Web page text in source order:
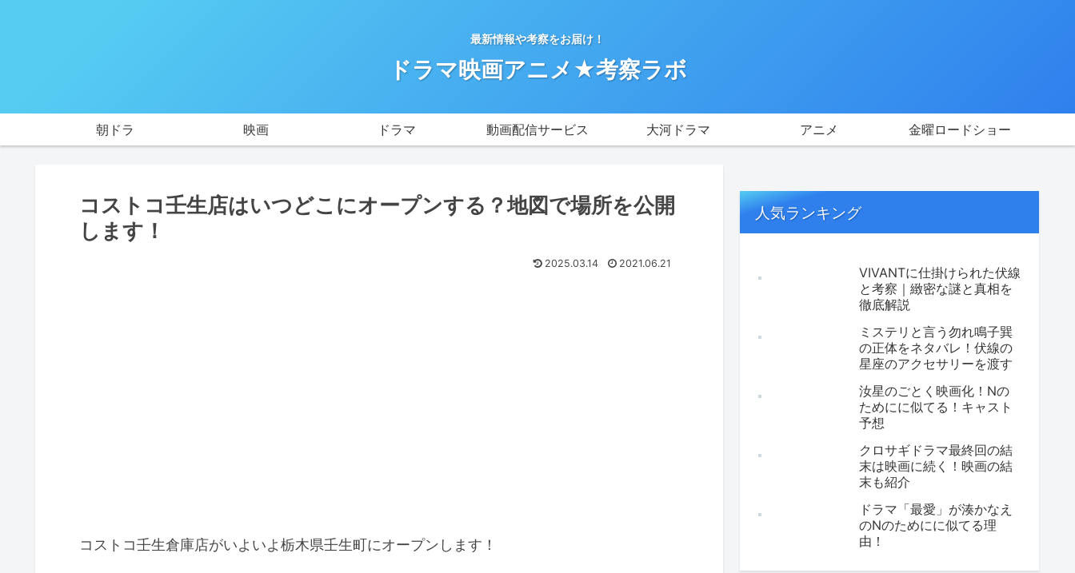
最新情報や考察をお届け！
ドラマ映画アニメ★考察ラボ
朝ドラ 映画 ドラマ 動画配信サービス 大河ドラマ アニメ 金曜ロードショー
コストコ壬生店はいつどこにオープンする？地図で場所を公開
します！
2025.03.14 2021.06.21
コストコ壬生倉庫店がいよいよ栃木県壬生町にオープンします！
人気ランキング
VIVANTに仕掛けられた伏線
と考察｜緻密な謎と真相を
徹底解説
ミステリと言う勿れ鳴子巽
の正体をネタバレ！伏線の
星座のアクセサリーを渡す
汝星のごとく映画化！Nの
ためにに似てる！キャスト
予想
クロサギドラマ最終回の結
末は映画に続く！映画の結
末も紹介
ドラマ「最愛」が湊かなえ
のNのためにに似てる理
由！